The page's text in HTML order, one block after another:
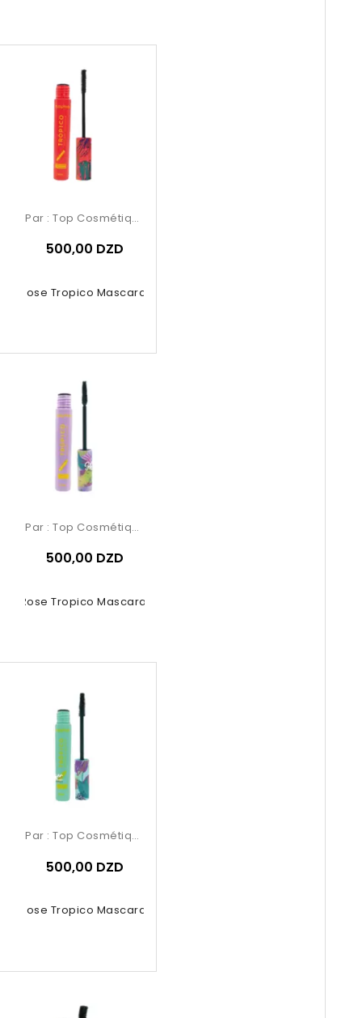
Rose Tropico Mascara 5.8ml
Par : Top Cosmétiques
500,00 DZD
Rose Tropico Mascara 5.8ml
Par : Top Cosmétiques
500,00 DZD
Rose Tropico Mascara 5.8ml
Par : Top Cosmétiques
500,00 DZD